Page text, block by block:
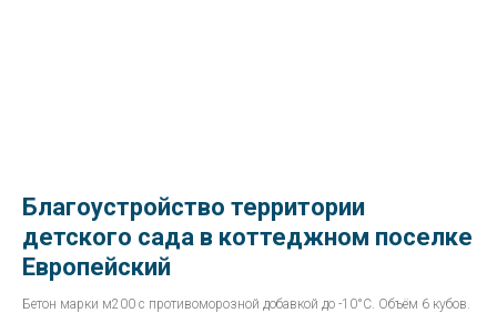
Благоустройство территории
детского сада в коттеджном поселке
Европейский
Бетон марки м200 с противоморозной добавкой до -10°С. Объём 6 кубов.